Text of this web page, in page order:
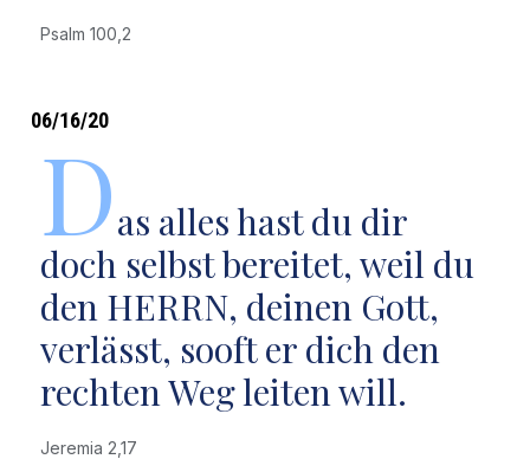
Psalm 100,2
06/16/20
Das alles hast du dir
doch selbst bereitet, weil du
den HERRN, deinen Gott,
verlässt, sooft er dich den
rechten Weg leiten will.
Jeremia 2,17